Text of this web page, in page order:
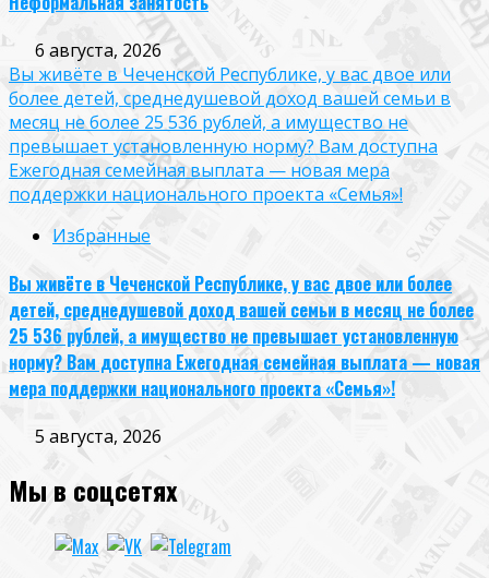
6 августа, 2026
Вы живёте в Чеченской Республике, у вас двое или
более детей, среднедушевой доход вашей семьи в
месяц не более 25 536 рублей, а имущество не
превышает установленную норму? Вам доступна
Ежегодная семейная выплата — новая мера
поддержки национального проекта «Семья»!
Избранные
Вы живёте в Чеченской Республике, у вас двое или более
детей, среднедушевой доход вашей семьи в месяц не более
25 536 рублей, а имущество не превышает установленную
норму? Вам доступна Ежегодная семейная выплата — новая
мера поддержки национального проекта «Семья»!
5 августа, 2026
Мы в соцсетях